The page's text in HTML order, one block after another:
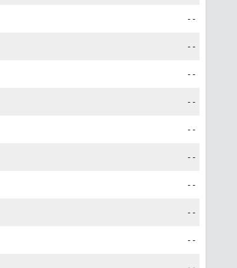
--
--
--
--
--
--
--
--
--